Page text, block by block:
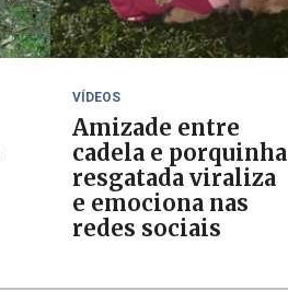
VÍDEOS
Amizade entre
cadela e porquinha
resgatada viraliza
e emociona nas
redes sociais